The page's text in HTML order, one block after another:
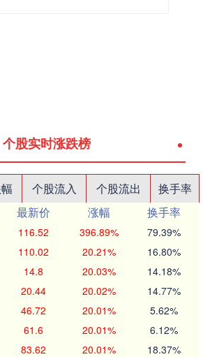
个股实时涨跌榜
个股流入 个股流出
换手率
最新价 涨幅
换手率
116.52 396.89% 79.39%
110.02 20.21% 16.80%
14.8 20.03% 14.18%
20.44 20.02% 14.77%
46.72 20.01% 5.62%
61.6 20.01% 6.12%
83.62 20.01% 18.37%